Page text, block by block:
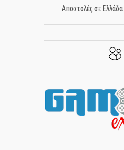
Αποστολές σε